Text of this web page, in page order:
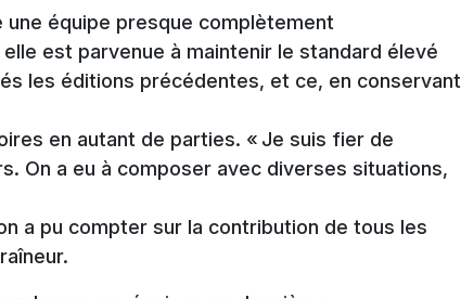
une équipe presque complètement
est parvenue à maintenir le standard élevé
les éditions précédentes, et ce, en conservant
en autant de parties. « Je suis fier de
On a eu à composer avec diverses situations,
a pu compter sur la contribution de tous les